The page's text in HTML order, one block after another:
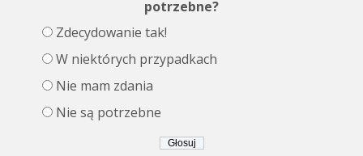
potrzebne?
Zdecydowanie tak!
W niektórych przypadkach
Nie mam zdania
Nie są potrzebne